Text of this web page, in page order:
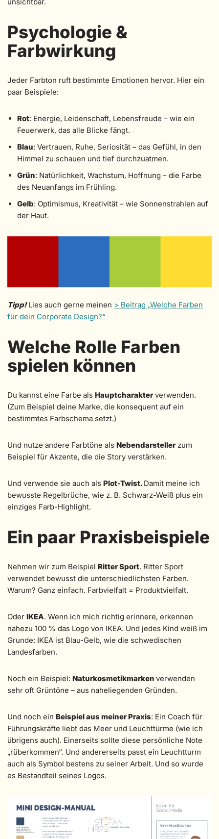
Psychologie &
Farbwirkung
Jeder Farbton ruft bestimmte Emotionen hervor. Hier ein
paar Beispiele:
Rot: Energie, Leidenschaft, Lebensfreude – wie ein
Feuerwerk, das alle Blicke fängt.
Blau: Vertrauen, Ruhe, Seriosität – das Gefühl, in den
Himmel zu schauen und tief durchzuatmen.
Grün: Natürlichkeit, Wachstum, Hoffnung – die Farbe
des Neuanfangs im Frühling.
Gelb: Optimismus, Kreativität – wie Sonnenstrahlen auf
der Haut.
Tipp!Lies auch gerne meinen > Beitrag „Welche Farben
für dein Corporate Design?“
Welche Rolle Farben
spielen können
Du kannst eine Farbe als Hauptcharakter verwenden.
(Zum Beispiel deine Marke, die konsequent auf ein
bestimmtes Farbschema setzt.)
Und nutze andere Farbtöne als Nebendarsteller zum
Beispiel für Akzente, die die Story verstärken.
Und verwende sie auch als Plot-Twist. Damit meine ich
bewusste Regelbrüche, wie z. B. Schwarz-Weiß plus ein
einziges Farb-Highlight.
Ein paar Praxisbeispiele
Nehmen wir zum Beispiel Ritter Sport. Ritter Sport
verwendet bewusst die unterschiedlichsten Farben.
Warum? Ganz einfach. Farbvielfalt = Produktvielfalt.
Oder IKEA. Wenn ich mich richtig erinnere, erkennen
nahezu 100 % das Logo von IKEA. Und jedes Kind weiß im
Grunde: IKEA ist Blau-Gelb, wie die schwedischen
Landesfarben.
Noch ein Beispiel: Naturkosmetikmarken verwenden
sehr oft Grüntöne – aus naheliegenden Gründen.
Und noch ein Beispiel aus meiner Praxis: Ein Coach für
Führungskräfte liebt das Meer und Leuchttürme (wie ich
übrigens auch). Einerseits sollte diese persönliche Note
„rüberkommen“. Und andererseits passt ein Leuchtturm
auch als Symbol bestens zu seiner Arbeit. Und so wurde
es Bestandteil seines Logos.